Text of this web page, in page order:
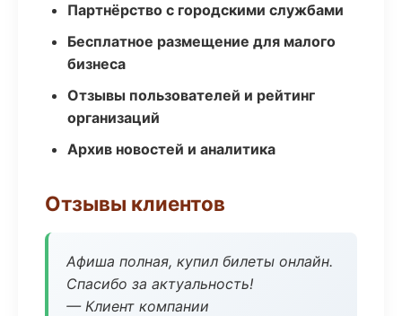
Партнёрство с городскими службами
Бесплатное размещение для малого
бизнеса
Отзывы пользователей и рейтинг
организаций
Архив новостей и аналитика
Отзывы клиентов
Афиша полная, купил билеты онлайн.
Спасибо за актуальность!
— Клиент компании